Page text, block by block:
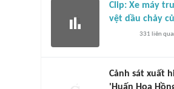
Clip: Xe máy
vệt dầu chảy
331 liên
Cảnh sát xuất